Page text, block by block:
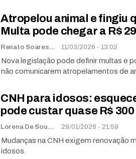
Atropelou animal e fingiu
Multa pode chegar a R$
Renato Soares 11/03/2026 - 13:02
Nova legislação pode definir multas e
não comunicarem atropelamentos de
CNH para idosos:
pode custar quase R$ 300
Lorena De Sousa 28/01/2026 - 21:59
Mudanças na CNH exigem renovação
idosos.